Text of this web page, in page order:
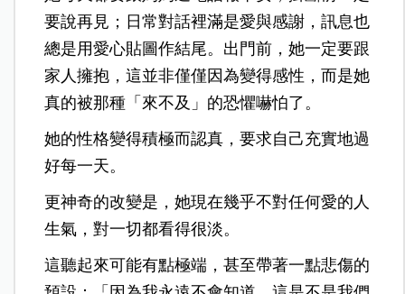
要說再見；日常對話裡滿是愛與感謝，訊息也
總是用愛心貼圖作結尾。出門前，她一定要跟
家人擁抱，這並非僅僅因為變得感性，而是她
真的被那種「來不及」的恐懼嚇怕了。
她的性格變得積極而認真，要求自己充實地過
好每一天。
更神奇的改變是，她現在幾乎不對任何愛的人
生氣，對一切都看得很淡。
這聽起來可能有點極端，甚至帶著一點悲傷的